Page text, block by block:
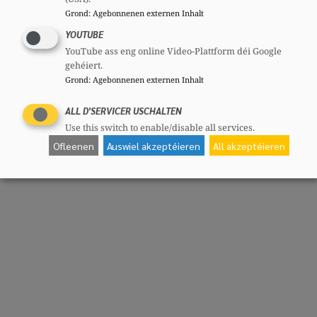
Grond: Agebonnenen externen Inhalt
YOUTUBE
YouTube ass eng online Video-Plattform déi Google
gehéiert.
Grond: Agebonnenen externen Inhalt
ALL D'SERVICER USCHALTEN
Use this switch to enable/disable all services.
Ofleenen Auswiel akzeptéieren All akzeptéieren